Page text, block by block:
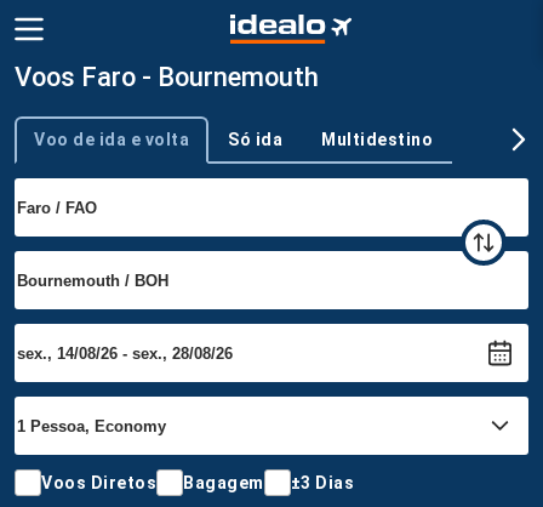
Voos Faro - Bournemouth
Tipo de viagem
Voo de ida e volta Só ida Multidestino
Voos Diretos Bagagem ±3 Dias